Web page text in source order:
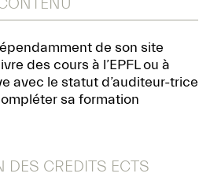
de son site
des cours à l’EPFL ou à
avec le statut d’auditeur-trice
sa formation
DES CREDITS ECTS